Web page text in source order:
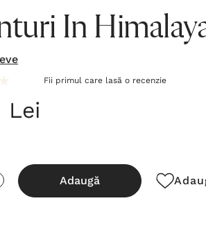
In
Fii primul care lasă o recenzie
Lei
scăzută:
Cantitate Crescută:
Adaugă